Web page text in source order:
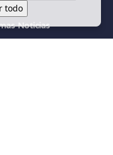
Noticias
todo